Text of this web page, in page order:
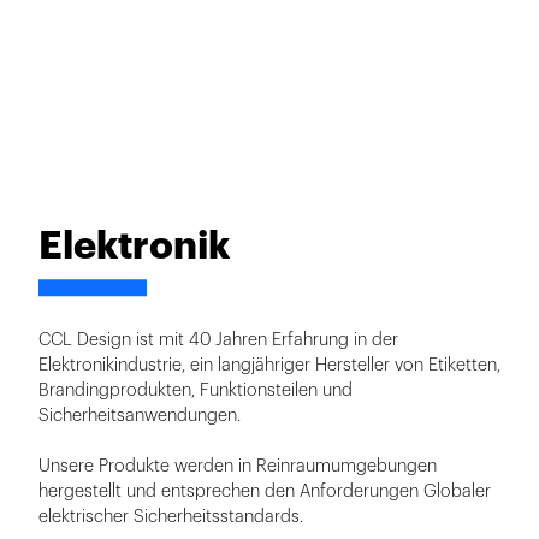
Elektronik
CCL Design ist mit 40 Jahren Erfahrung in der
Elektronikindustrie, ein langjähriger Hersteller von Etiketten,
Brandingprodukten, Funktionsteilen und
Sicherheitsanwendungen.
Unsere Produkte werden in Reinraumumgebungen
hergestellt und entsprechen den Anforderungen Globaler
elektrischer Sicherheitsstandards.